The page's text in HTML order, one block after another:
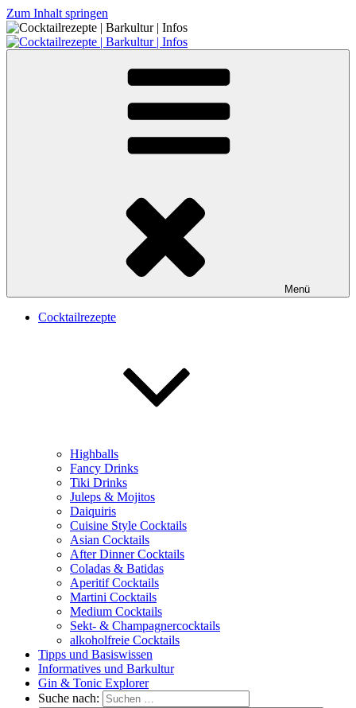
Zum Inhalt springen
Cocktailrezepte | Barkultur | Infos
Menü
Cocktailrezepte
Highballs
Fancy Drinks
Tiki Drinks
Juleps & Mojitos
Daiquiris
Cuisine Style Cocktails
Asian Cocktails
After Dinner Cocktails
Coladas & Batidas
Aperitif Cocktails
Martini Cocktails
Medium Cocktails
Sekt- & Champagnercocktails
alkoholfreie Cocktails
Tipps und Basiswissen
Informatives und Barkultur
Gin & Tonic Explorer
Suche nach: